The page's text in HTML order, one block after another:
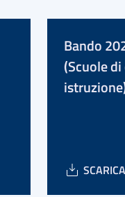
Bando
(Scuole
SCARICA